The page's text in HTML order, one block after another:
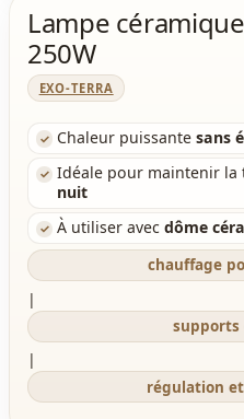
Lampe
250W
EXO-TERRA
Chaleur puissantesans
Idéale pour maintenir la
nuit
À utiliser avecdôme
chauffage
|
supports
|
régulation